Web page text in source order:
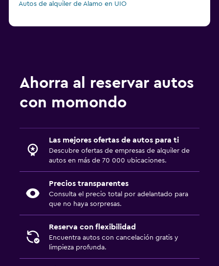
Autos de alquiler de Alamo en UIO
Ahorra al reservar autos
con momondo
Las mejores ofertas de autos para ti
Descubre ofertas de empresas de alquiler de
autos en más de 70 000 ubicaciones.
Precios transparentes
Consulta el precio total por adelantado para
que no haya sorpresas.
Reserva con flexibilidad
Encuentra autos con cancelación gratis y
limpieza profunda.